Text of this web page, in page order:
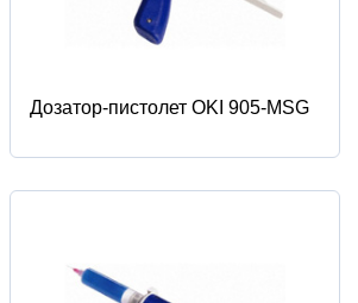
Дозатор-пистолет OKI 905-MSG